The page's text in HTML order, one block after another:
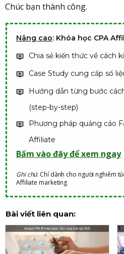
Chúc bạn thành công.
Nâng cao: Khóa học CPA
Chia sẻ kiến thức về cách
Case Study cung cấp số
Hướng dẫn từng bước
(step-by-step)
Phương pháp quảng cáo
Affiliate
Bấm vào đây để xem ngay
Ghi chú: Chỉ dành cho người nghiêm
Affiliate marketing
Bài viết liên quan: